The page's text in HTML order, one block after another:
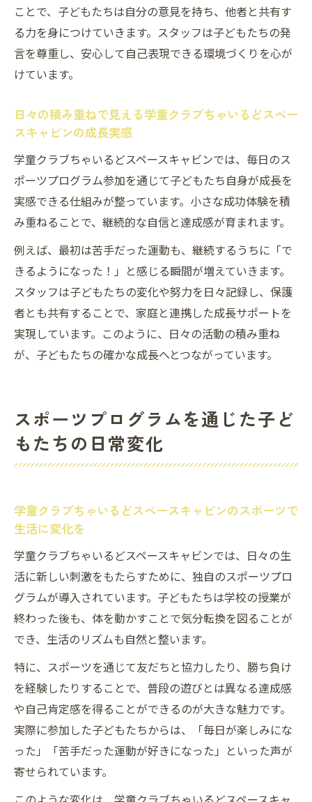
ことで、子どもたちは自分の意見を持ち、他者と共有す
る力を身につけていきます。スタッフは子どもたちの発
言を尊重し、安心して自己表現できる環境づくりを心が
けています。
日々の積み重ねで見える学童クラブちゃいるどスペー
スキャビンの成長実感
学童クラブちゃいるどスペースキャビンでは、毎日のス
ポーツプログラム参加を通じて子どもたち自身が成長を
実感できる仕組みが整っています。小さな成功体験を積
み重ねることで、継続的な自信と達成感が育まれます。
例えば、最初は苦手だった運動も、継続するうちに「で
きるようになった！」と感じる瞬間が増えていきます。
スタッフは子どもたちの変化や努力を日々記録し、保護
者とも共有することで、家庭と連携した成長サポートを
実現しています。このように、日々の活動の積み重ね
が、子どもたちの確かな成長へとつながっています。
スポーツプログラムを通じた子ど
もたちの日常変化
学童クラブちゃいるどスペースキャビンのスポーツで
生活に変化を
学童クラブちゃいるどスペースキャビンでは、日々の生
活に新しい刺激をもたらすために、独自のスポーツプロ
グラムが導入されています。子どもたちは学校の授業が
終わった後も、体を動かすことで気分転換を図ることが
でき、生活のリズムも自然と整います。
特に、スポーツを通じて友だちと協力したり、勝ち負け
を経験したりすることで、普段の遊びとは異なる達成感
や自己肯定感を得ることができるのが大きな魅力です。
実際に参加した子どもたちからは、「毎日が楽しみにな
った」「苦手だった運動が好きになった」といった声が
寄せられています。